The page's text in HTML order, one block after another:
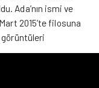
Ada’nın ismi ve
2015’te filosuna
görüntüleri